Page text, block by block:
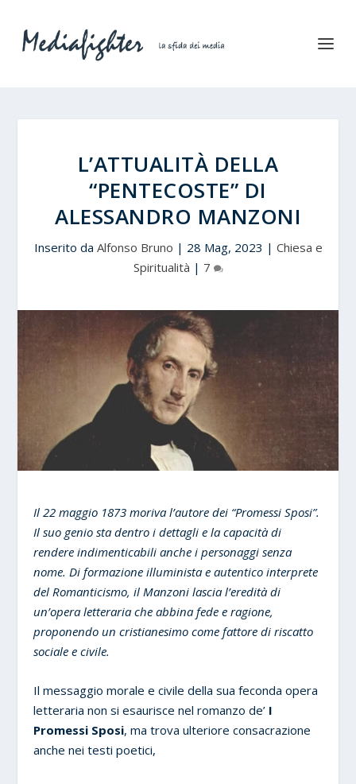
L’ATTUALITÀ DELLA
“PENTECOSTE” DI
ALESSANDRO MANZONI
Inserito da Alfonso Bruno | 28 Mag, 2023 | Chiesa e
Spiritualità | 7
Il 22 maggio 1873 moriva l’autore dei “Promessi Sposi”.
Il suo genio sta dentro i dettagli e la capacità di
rendere indimenticabili anche i personaggi senza
nome. Di formazione illuminista e autentico interprete
del Romanticismo, il Manzoni lascia l’eredità di
un’opera letteraria che abbina fede e ragione,
proponendo un cristianesimo come fattore di riscatto
sociale e civile.
Il messaggio morale e civile della sua feconda opera
letteraria non si esaurisce nel romanzo de’ I
Promessi Sposi, ma trova ulteriore consacrazione
anche nei testi poetici,